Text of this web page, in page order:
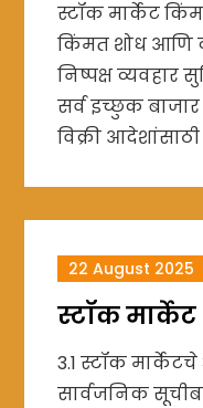
स्टॉक मार्केट
किंमत शोध आणि
निष्पक्ष व्यवहार
सर्व इच्छुक
विक्री
22 August 2025
स्टॉक मार्केट
3.1 स्टॉक
सार्वजनिक